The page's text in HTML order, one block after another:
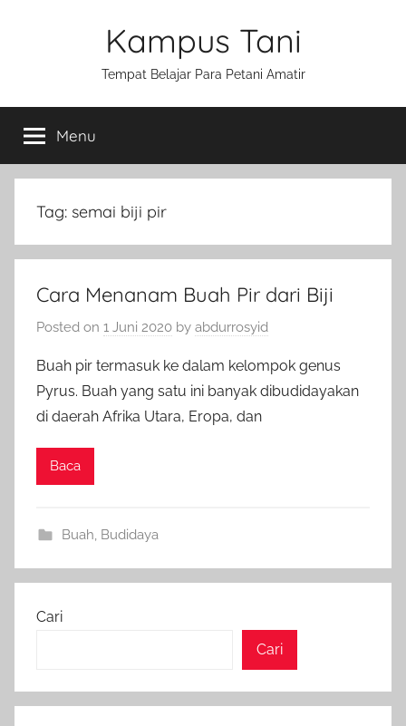
Kampus Tani
Tempat Belajar Para Petani Amatir
Menu
Tag: semai biji pir
Cara Menanam Buah Pir dari Biji
Posted on 1 Juni 2020 by abdurrosyid
Buah pir termasuk ke dalam kelompok genus
Pyrus. Buah yang satu ini banyak dibudidayakan
di daerah Afrika Utara, Eropa, dan
Baca
Buah Budidaya
Cari
Cari